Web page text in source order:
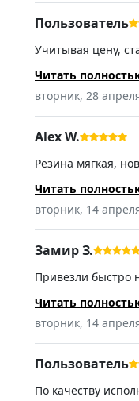
Пользователь
Учитывая цену,
Читать
вторник, 28
Alex W.
Резина мягкая,
свой выбор
Читать
вторник, 14
Замир З.
Привезли быстро
спасибо! (-)Не
Читать
вторник, 14
Пользователь
По качеству